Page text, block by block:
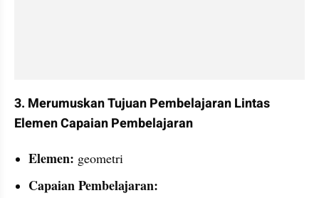
3. Merumuskan Tujuan Pembelajaran Lintas
Elemen Capaian Pembelajaran
Elemen: geometri
Capaian Pembelajaran: